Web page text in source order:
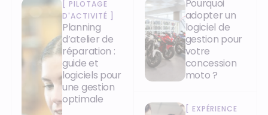
[PILOTAGE
D'ACTIVITÉ
Planning
d’atelier de
réparation :
guide et
logiciels pour
une gestion
optimale
Pourquoi
adopter un
logiciel de
gestion pour
votre
concession
moto ?
[ EXPÉRIENCE